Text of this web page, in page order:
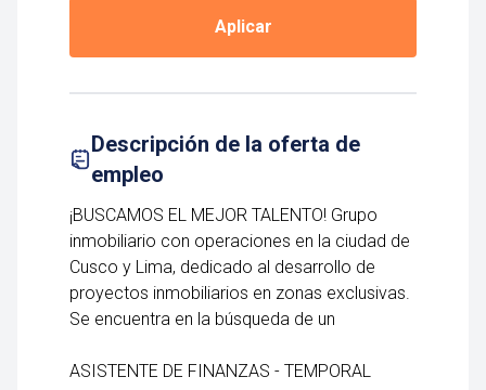
Aplicar
Descripción de la oferta de
empleo
¡BUSCAMOS EL MEJOR TALENTO! Grupo
inmobiliario con operaciones en la ciudad de
Cusco y Lima, dedicado al desarrollo de
proyectos inmobiliarios en zonas exclusivas.
Se encuentra en la búsqueda de un
ASISTENTE DE FINANZAS - TEMPORAL